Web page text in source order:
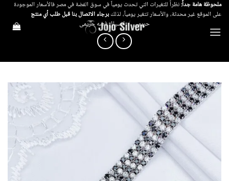
تخطي
للمحتوى
ملحوظة هامة جداً:نظراً للتغيرات التي تحدث يومياً في سوق الفضة في مصر فالأسعار الموجودة
على الموقع غير محدثة، والأسعار تتغير يومياً، لذلكبرجاء الاتصال بنا قبل طلب أي منتج
حريمي / انسيال فضه حريمى